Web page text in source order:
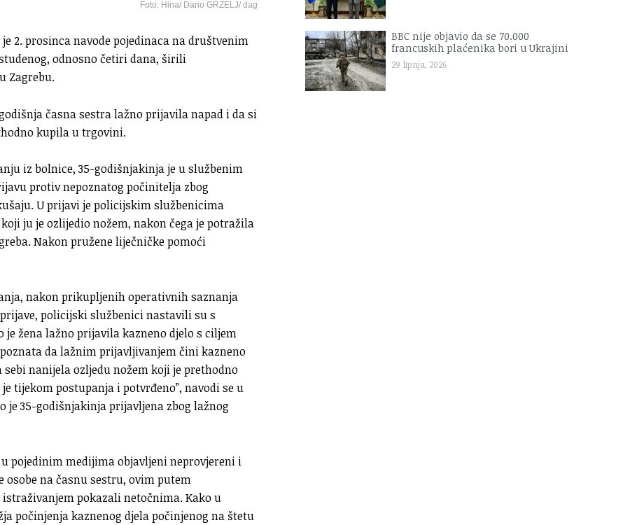
Foto: Hina/ Dario GRZELJ/ dag
2. prosinca navode pojedinaca na društvenim
odnosno četiri dana, širili
Zagrebu.
časna sestra lažno prijavila napad i da si
kupila u trgovini.
iz bolnice, 35-godišnjakinja je u službenim
protiv nepoznatog počinitelja zbog
U prijavi je policijskim službenicima
ju je ozlijedio nožem, nakon čega je potražila
Nakon pružene liječničke pomoći
nakon prikupljenih operativnih saznanja
policijski službenici nastavili su s
žena lažno prijavila kazneno djelo s ciljem
da lažnim prijavljivanjem čini kazneno
nanijela ozljedu nožem koji je prethodno
tijekom postupanja i potvrđeno”, navodi se u
je 35-godišnjakinja prijavljena zbog lažnog
pojedinim medijima objavljeni neprovjereni i
osobe na časnu sestru, ovim putem
pokazali netočnima. Kako u
počinjenja kaznenog djela počinjenog na štetu
BBC nije objavio da se 70.000
francuskih plaćenika bori u Ukrajini
29 lipnja, 2026